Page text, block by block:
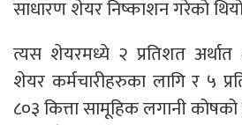
साधारण शेयर निष्काशन गरेको
त्यस शेयरमध्ये २ प्रतिशत अर्थात
शेयर कर्मचारीहरुका लागि र ५
८०३ कित्ता सामूहिक लगानी